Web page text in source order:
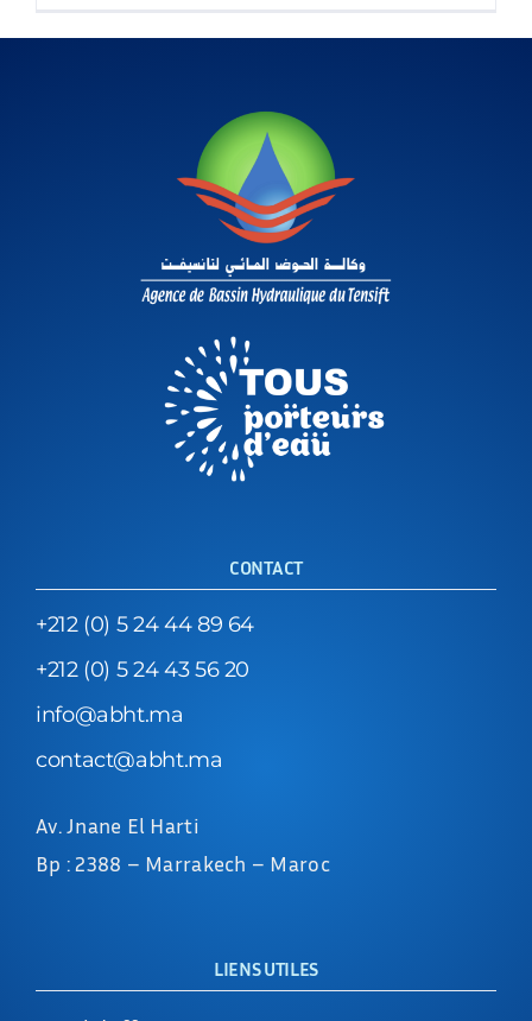
CONTACT
+212 (0) 5 24 44 89 64
+212 (0) 5 24 43 56 20
info@abht.ma
contact@abht.ma
Av. Jnane El Harti
Bp : 2388 – Marrakech – Maroc
LIENS UTILES